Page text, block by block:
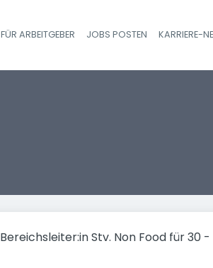
Haupt-Navigation
FÜR ARBEITGEBER JOBS POSTEN KARRIERE-
Bereichsleiter:in Stv. Non Food für 30 -